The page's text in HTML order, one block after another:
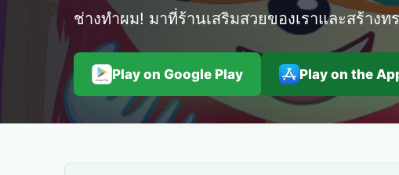
ช่างทำผม! มาที่ร้านเสริมสวยของเราและสร้างท
Play on Google Play Play on the